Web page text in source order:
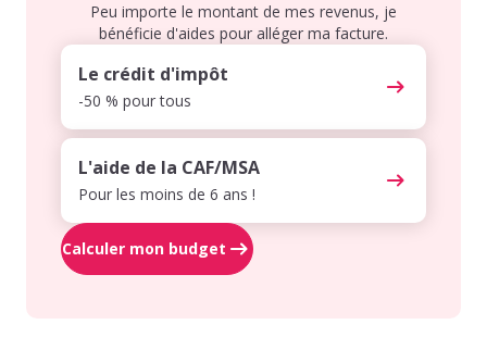
Peu importe le montant de mes revenus, je
bénéficie d'aides pour alléger ma facture.
Le crédit d'impôt
-50 % pour tous
L'aide de la CAF/MSA
Pour les moins de 6 ans !
Calculer mon budget